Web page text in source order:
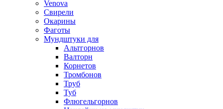
Venova
Свирели
Окарины
Фаготы
Мундштуки для
Альтгорнов
Валторн
Корнетов
Тромбонов
Труб
Туб
Флюгельгорнов